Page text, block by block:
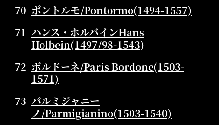
70 ポントルモ/Pontormo(1494-1557)
71 ハンス・ホルバインHans
Holbein(1497/98-1543)
72 ボルドーネ/Paris Bordone(1503-
1571)
73 パルミジャニー
ノ/Parmigianino(1503-1540)